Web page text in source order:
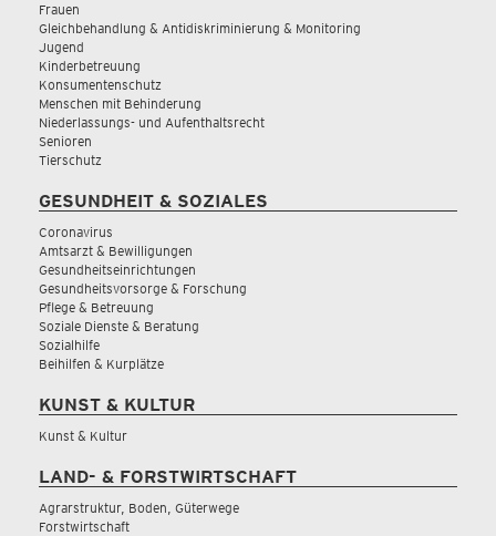
Frauen
Gleichbehandlung & Antidiskriminierung & Monitoring
Jugend
Kinderbetreuung
Konsumentenschutz
Menschen mit Behinderung
Niederlassungs- und Aufenthaltsrecht
Senioren
Tierschutz
GESUNDHEIT & SOZIALES
Coronavirus
Amtsarzt & Bewilligungen
Gesundheitseinrichtungen
Gesundheitsvorsorge & Forschung
Pflege & Betreuung
Soziale Dienste & Beratung
Sozialhilfe
Beihilfen & Kurplätze
KUNST & KULTUR
Kunst & Kultur
LAND- & FORSTWIRTSCHAFT
Agrarstruktur, Boden, Güterwege
Forstwirtschaft